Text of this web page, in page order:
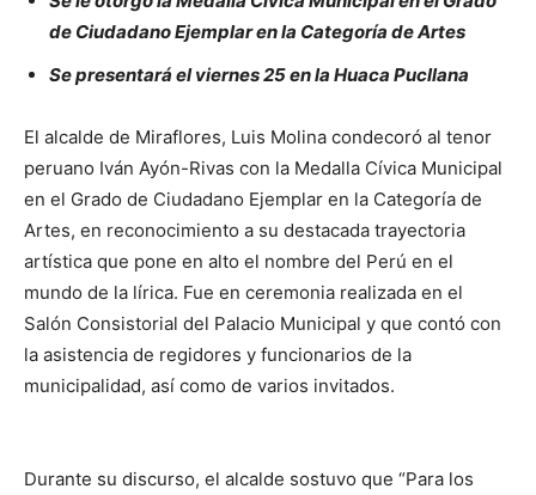
de Ciudadano Ejemplar en la Categoría de Artes
Se presentará el viernes 25 en la Huaca Pucllana
El alcalde de Miraflores, Luis Molina condecoró al tenor
peruano Iván Ayón-Rivas con la Medalla Cívica Municipal
en el Grado de Ciudadano Ejemplar en la Categoría de
Artes, en reconocimiento a su destacada trayectoria
artística que pone en alto el nombre del Perú en el
mundo de la lírica. Fue en ceremonia realizada en el
Salón Consistorial del Palacio Municipal y que contó con
la asistencia de regidores y funcionarios de la
municipalidad, así como de varios invitados.
Durante su discurso, el alcalde sostuvo que “Para los